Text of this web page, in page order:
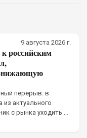
9 августа 2026 г.
российским
перерыв: в
из актуального
с рынка уходить не